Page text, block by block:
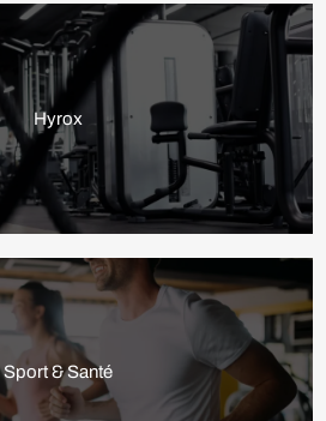
Hyrox
Sport & Santé